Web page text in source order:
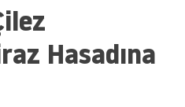
Hasadına